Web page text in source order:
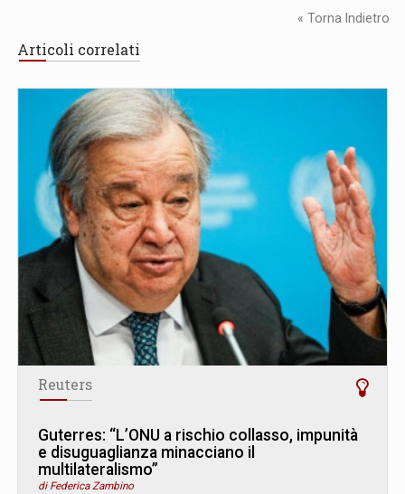
« Torna Indietro
Articoli correlati
Reuters
Guterres: “L’ONU a rischio collasso, impunità
e disuguaglianza minacciano il
multilateralismo”
di Federica Zambino